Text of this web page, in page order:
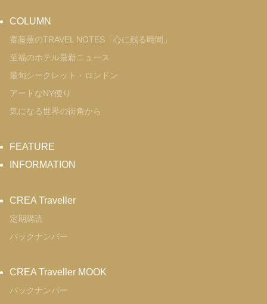
COLUMN
齋藤薫のTRAVEL NOTES「心に残る時間」
至福のホテル最新ニュース
最旬シークレット・ロンドン
アートなNY便り
気になる世界の街角から
FEATURE
INFORMATION
CREA Traveller
定期購読
バックナンバー
CREA Traveller MOOK
バックナンバー